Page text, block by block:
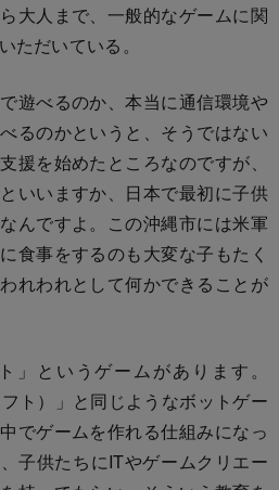
大人まで、一般的なゲームに関
ただいている。
遊べるのか、本当に通信環境や
るのかというと、そうではない
援を始めたところなのですが、
いいますか、日本で最初に子供
んですよ。この沖縄市には米軍
食事をするのも大変な子もたく
れわれとして何かできることが
というゲームがあります。
ト）」と同じようなボットゲー
でゲームを作れる仕組みになっ
子供たちにITやゲームクリエー